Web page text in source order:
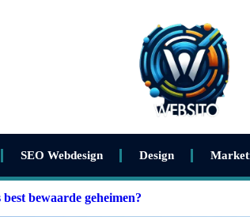
SEO Webdesign Design
bewaarde geheimen?